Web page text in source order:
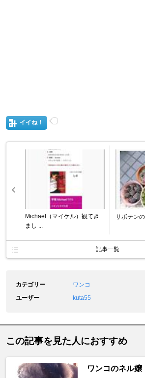
イイね！
Michael（マイケル）観てき
まし ...
サボテン
記事一覧
カテゴリー
ワンコ
ユーザー
kuta55
この記事を見た人におすすめ
ワンコのネル